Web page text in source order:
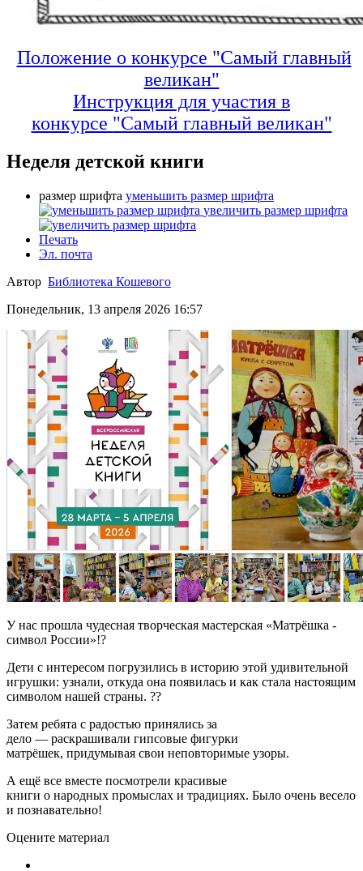
Положение о конкурсе "Самый главный
великан"
Инструкция для участия в
конкурсе "Самый главный великан"
Неделя детской книги
размер шрифта уменьшить размер шрифта
увеличить размер шрифта
Печать
Эл. почта
Автор Библиотека Кошевого
Понедельник, 13 апреля 2026 16:57
У нас прошла чудесная творческая мастерская «Матрёшка -
символ России»!?
Дети с интересом погрузились в историю этой удивительной
игрушки: узнали, откуда она появилась и как стала настоящим
символом нашей страны. ??
Затем ребята с радостью принялись за
дело — раскрашивали гипсовые фигурки
матрёшек, придумывая свои неповторимые узоры.
А ещё все вместе посмотрели красивые
книги о народных промыслах и традициях. Было очень весело
и познавательно!
Оцените материал